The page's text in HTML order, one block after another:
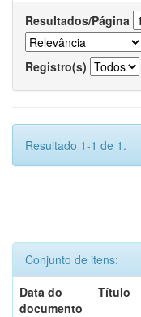
Resultados/Página
Registro(s)
Resultado 1-1 de 1.
Conjunto de itens:
Data do
documento
Título